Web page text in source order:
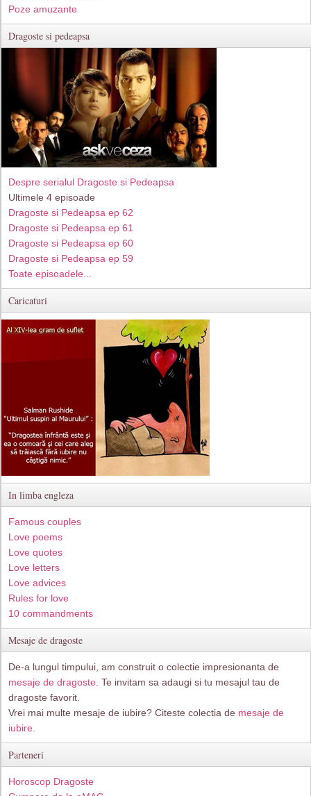
Poze amuzante
Dragoste si pedeapsa
Despre serialul Dragoste si Pedeapsa
Ultimele 4 episoade
Dragoste si Pedeapsa ep 62
Dragoste si Pedeapsa ep 61
Dragoste si Pedeapsa ep 60
Dragoste si Pedeapsa ep 59
Toate episoadele...
Caricaturi
In limba engleza
Famous couples
Love poems
Love quotes
Love letters
Love advices
Rules for love
10 commandments
Mesaje de dragoste
De-a lungul timpului, am construit o colectie impresionanta de
mesaje de dragoste . Te invitam sa adaugi si tu mesajul tau de
dragoste favorit.
Vrei mai multe mesaje de iubire? Citeste colectia de mesaje de
iubire.
Parteneri
Horoscop Dragoste